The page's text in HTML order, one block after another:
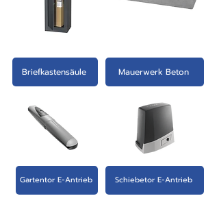
Briefkastensäule
Gartentor E-Antrieb
Mauerwerk Beton
Schiebetor E-Antrieb